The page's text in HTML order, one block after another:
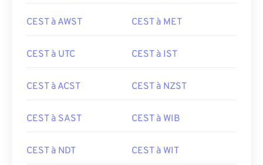
CEST à AWST CEST à MET
CEST à UTC CEST à IST
CEST à ACST CEST à NZST
CEST à SAST CEST à WIB
CEST à NDT CEST à WIT